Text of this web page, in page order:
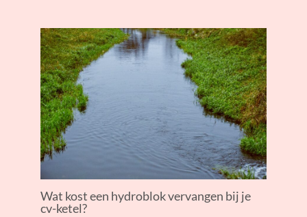
Wat kost een hydroblok vervangen bij je
cv-ketel?